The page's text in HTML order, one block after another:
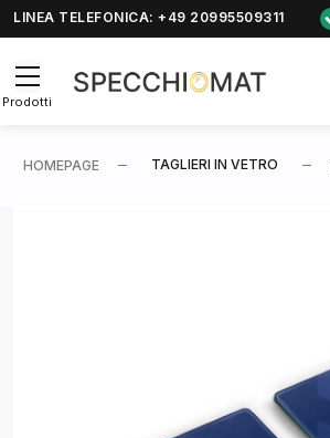
LINEA TELEFONICA: +49 20995509311
Prodotti
HOMEPAGE TAGLIERI IN VETRO